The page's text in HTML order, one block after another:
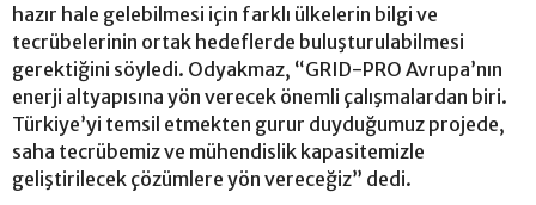
hazır hale gelebilmesi için farklı ülkelerin bilgi ve
tecrübelerinin ortak hedeflerde buluşturulabilmesi
gerektiğini söyledi. Odyakmaz, “GRID-PRO Avrupa’nın
enerji altyapısına yön verecek önemli çalışmalardan biri.
Türkiye’yi temsil etmekten gurur duyduğumuz projede,
saha tecrübemiz ve mühendislik kapasitemizle
geliştirilecek çözümlere yön vereceğiz” dedi.